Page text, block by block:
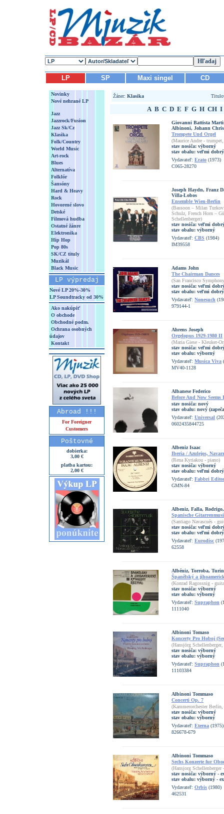
LP SP Maxi singel CD
Novinky
Nové nehrané LP
Jazz
Jazzrock/Fusion
Jazz Sk/Cz
Klasika
Folk/Country
World Music
Art-rock
Blues
Alternatíva
Folklór
Šansóny
Hard & Heavy
Rock
Hovorené slovo
Detské
Filmová hudba
Ostatné žánre
Elektronika
Hip Hop
Pop 80s
SK/CZ tituly
Muzikál
Black Music
LP výpredaj
Nové LP 20%-30%
LP Soundtracky od 30%
Ako nakúpiť
O obchode
Obchodné podm.
Ochrana osobných
údajov
Kontakt
Abroad !!!
For Foreigner
Customers
Poštovné
dobierka:
3,00 €
platba kartou:
2,00 €
Žáner: Klasika
A B C D E F G H CH I
Giovanni Battista
Albinoni, Johann
Trompete Und Orgel
(Maurice Andre -
stav nosiča: výborný
stav obalu: veľmi dobrý
Vydavateľ: Erato (1973)
C065-28270
Joseph Haydn, Franz
Villa-Lobos
Ensemble Wien-Berlin
(Bassoon – Milan
Schulz, French Horn –
Schellenberger)
stav nosiča: veľmi
stav obalu: výborný
Vydavateľ: CBS (1984)
IM39558
Adams John
The Chairman Dances
(San Francisco
stav nosiča: veľmi
stav obalu: veľmi
Vydavateľ: Nonesuch
979144-1
Ahrens Joseph
Orgelopus 1929-1980 II
(Maria Giese - Kleuker-
stav nosiča: veľmi
stav obalu: výborný
Vydavateľ: Musica Viva
MV40-1128
Albanese Federico
Before And Now Seems
stav nosiča: nový
stav obalu: nový
Vydavateľ: Universal
0602435844725
Albeniz Isaac
Iberia / Azulejos,
(Rena Kyriakou - piano)
stav nosiča: výborný
stav obalu: veľmi
Vydavateľ: Fabbri
GMN-84
Albeniz, Falla,
Spanische
(Santiago Navascués -
stav nosiča: veľmi
stav obalu: veľmi
Vydavateľ: Eurodisc
62558
Albéniz, Torroba,
Španělský a
(Konrad Ragossnig -
stav nosiča: výborný
stav obalu: výborný
Vydavateľ: Supraphon
1111040
Albinoni Tomaso
Koncerty Pro Hoboj
(Hansjörg
stav nosiča: výborný
stav obalu: výborný
Vydavateľ: Supraphon
11103384
Albinoni Tommaso
Concerti Op. 7
(Kammerorchester
stav nosiča: výborný
stav obalu: výborný
Vydavateľ: Eterna (1975)
826678-679
Albinoni Tommaso
Sechs Konzerte fur
(Hansjorg Schellenberger
stav nosiča: výborný -
stav obalu: výborný -
Vydavateľ: Orbis (1980)
462531